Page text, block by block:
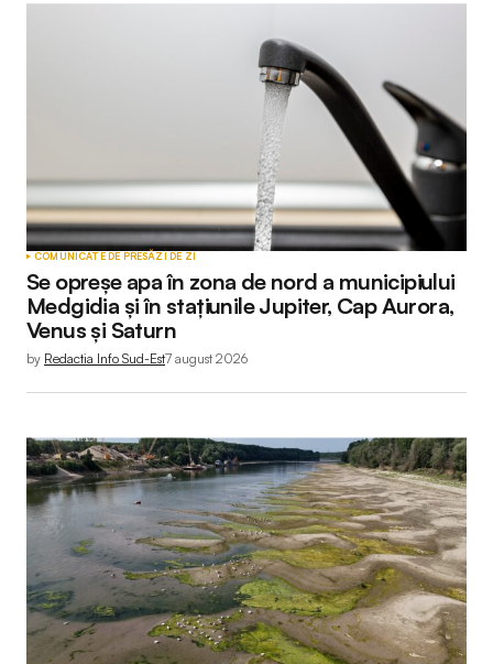
Your Name*
Your E-mail*
COMUNICATE DE PRESĂZI DE ZI
Se opreșe apa în zona de nord a municipiului
Medgidia și în stațiunile Jupiter, Cap Aurora,
Venus și Saturn
by Redactia Info Sud-Est7 august 2026